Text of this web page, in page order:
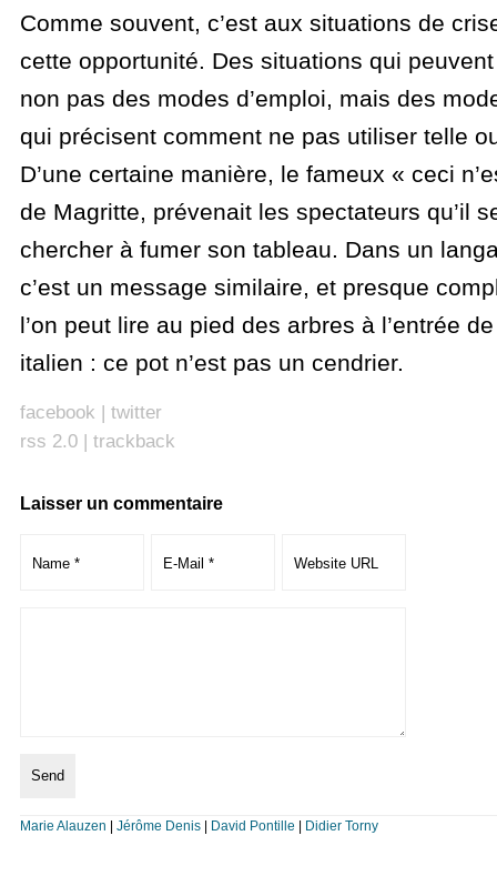
Comme souvent, c’est aux situations de
cette opportunité. Des situations qui
non pas des modes d’emploi, mais des
qui précisent comment ne pas utiliser telle
D’une certaine manière, le fameux « ceci
de Magritte, prévenait les spectateurs qu’il
chercher à fumer son tableau. Dans un
c’est un message similaire, et presque
l’on peut lire au pied des arbres à l’entrée
italien : ce pot n’est pas un cendrier.
facebook | twitter
rss 2.0| trackback
Laisser un commentaire
Marie Alauzen Jérôme Denis| David Pontille Didier Torny